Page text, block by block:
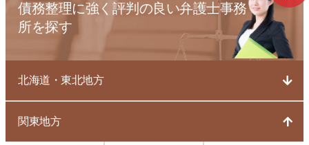
債務整理に強く評判の良い弁護士事務
所を探す
北海道・東北地方
関東地方